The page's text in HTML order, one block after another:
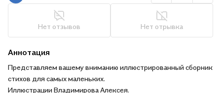
Нет отзывов Нет отрывка
Аннотация
Представляем вашему вниманию иллюстрированный сборник
стихов для самых маленьких.
Иллюстрации Владимирова Алексея.